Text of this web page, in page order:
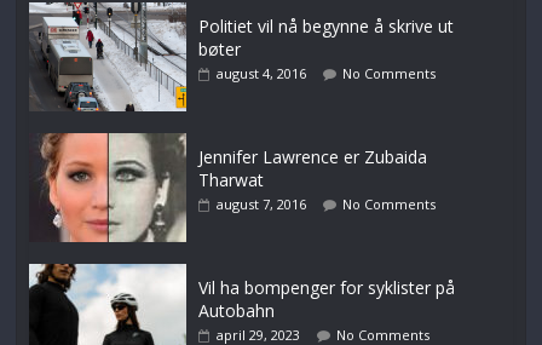
Politiet vil nå begynne å skrive ut
bøter
august 4, 2016 No Comments
Jennifer Lawrence er Zubaida
Tharwat
august 7, 2016 No Comments
Vil ha bompenger for syklister på
Autobahn
april 29, 2023 No Comments